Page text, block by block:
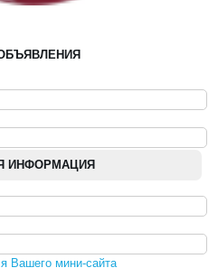
ИНФОРМАЦИЯ
Вашего мини-сайта